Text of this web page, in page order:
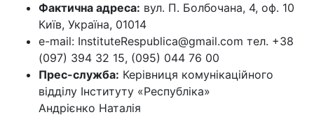
Фактична адреса: вул. П. Болбочана, 4, оф. 10
Київ, Україна, 01014
e-mail: InstituteRespublica@gmail.com тел. +38
(097) 394 32 15, (095) 044 76 00
Прес-служба: Керівниця комунікаційного
відділу Інституту «Республіка»
Андрієнко Наталія